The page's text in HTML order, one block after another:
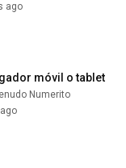
ago
móvil o tablet
Numerito